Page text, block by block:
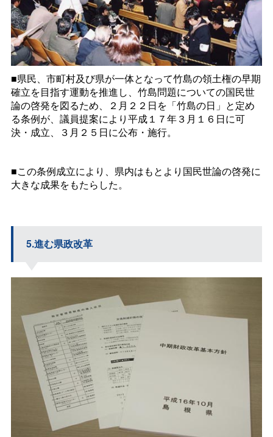
■県民、市町村及び県が一体となって竹島の領土権の早期
確立を目指す運動を推進し、竹島問題についての国民世
論の啓発を図るため、２月２２日を「竹島の日」と定め
る条例が、議員提案により平成１７年３月１６日に可
決・成立、３月２５日に公布・施行。
■この条例成立により、県内はもとより国民世論の啓発に
大きな成果をもたらした。
5.進む県政改革